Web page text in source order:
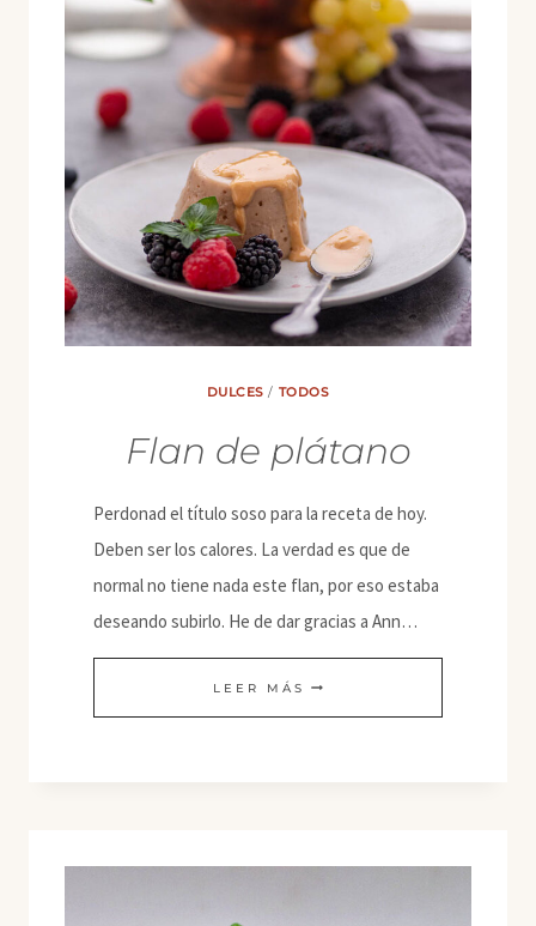
DULCES / TODOS
Flan de plátano
Perdonad el título soso para la receta de hoy.
Deben ser los calores. La verdad es que de
normal no tiene nada este flan, por eso estaba
deseando subirlo. He de dar gracias a Ann…
LEER MÁS FLAN
DE